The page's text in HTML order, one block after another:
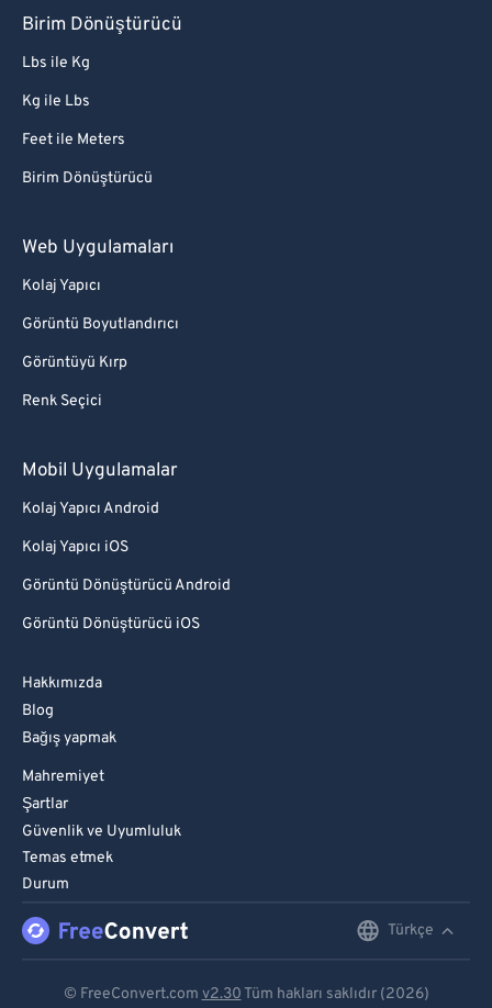
Birim Dönüştürücü
Lbs ile Kg
Kg ile Lbs
Feet ile Meters
Birim Dönüştürücü
Web Uygulamaları
Kolaj Yapıcı
Görüntü Boyutlandırıcı
Görüntüyü Kırp
Renk Seçici
Mobil Uygulamalar
Kolaj Yapıcı Android
Kolaj Yapıcı iOS
Görüntü Dönüştürücü Android
Görüntü Dönüştürücü iOS
Hakkımızda
Blog
Bağış yapmak
Mahremiyet
Şartlar
Güvenlik ve Uyumluluk
Temas etmek
Durum
Türkçe
© FreeConvert.com v2.30 Tüm hakları saklıdır (2026)